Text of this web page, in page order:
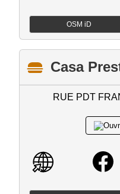
OSM iD
Casa
RUE PDT